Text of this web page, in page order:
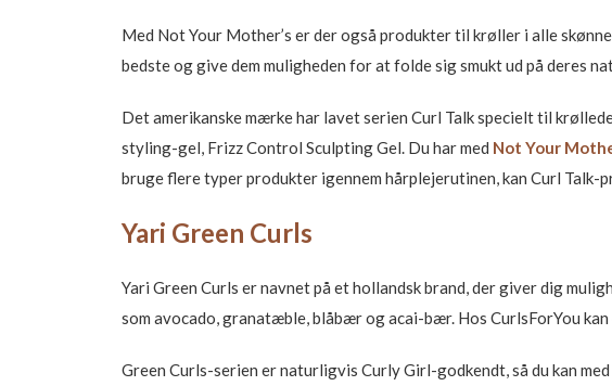
Med Not Your Mother’s er der også produkter til krøller i alle
bedste og give dem muligheden for at folde sig smukt ud på deres
Det amerikanske mærke har lavet serien Curl Talk specielt til
styling-gel, Frizz Control Sculpting Gel. Du har med Not Your
bruge flere typer produkter igennem hårplejerutinen, kan Curl Talk-
Yari Green Curls
Yari Green Curls er navnet på et hollandsk brand, der giver dig
som avocado, granatæble, blåbær og acai-bær. Hos CurlsForYou
Green Curls-serien er naturligvis Curly Girl-godkendt, så du kan